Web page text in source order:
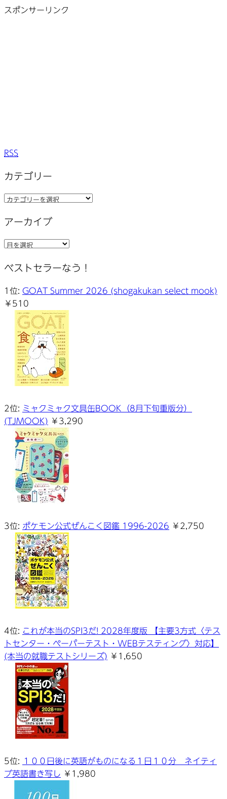
スポンサーリンク
RSS
カテゴリー
カ
ゴ
ー
アーカイブ
ア
カ
ブ
ベストセラーなう！
1位: GOAT Summer 2026 (shogakukan select mook)
￥510
2位: ミャクミャク文具缶BOOK（8月下旬重版分）
(TJMOOK) ￥3,290
3位: ポケモン公式ぜんこく図鑑 1996-2026 ￥2,750
4位: これが本当のSPI3だ! 2028年度版 【主要3方式〈テス
トセンター・ペーパーテスト・WEBテスティング〉対応】
(本当の就職テストシリーズ) ￥1,650
5位:
１００日後に英語がものになる１日１０分 ネイティ
ブ英語書き写し ￥1,980